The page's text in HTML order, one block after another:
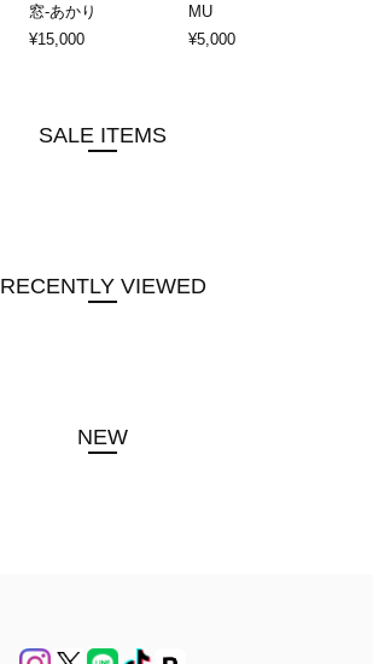
窓-あかり
¥15,000
MU
¥5,000
SALE ITEMS
RECENTLY VIEWED
NEW